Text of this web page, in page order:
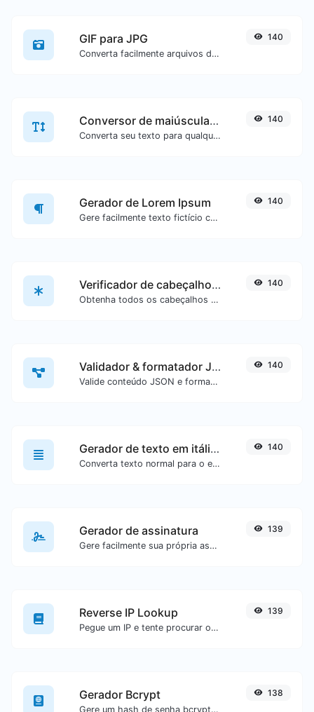
GIF para JPG
Converta facilmente arquivos de imagem GIF para JPG.
140
Conversor de maiúsculas/minúsculas
Converta seu texto para qualquer tipo de maiúsculas/minúsculas, como lowercase, UPPERCASE, camelCase...etc.
140
Gerador de Lorem Ipsum
Gere facilmente texto fictício com o gerador Lorem Ipsum.
140
Verificador de cabeçalhos HTTP
Obtenha todos os cabeçalhos HTTP que uma URL retorna em uma solicitação GET típica.
140
Validador & formatador JSON
Valide conteúdo JSON e formate-o de forma legível.
140
Gerador de texto em itálico (cursivo)
Converta texto normal para o estilo de fonte cursiva.
140
Gerador de assinatura
Gere facilmente sua própria assinatura personalizada e faça download com facilidade.
139
Reverse IP Lookup
Pegue um IP e tente procurar o domínio/host associado a ele.
139
Gerador Bcrypt
Gere um hash de senha bcrypt para qualquer entrada de texto.
138